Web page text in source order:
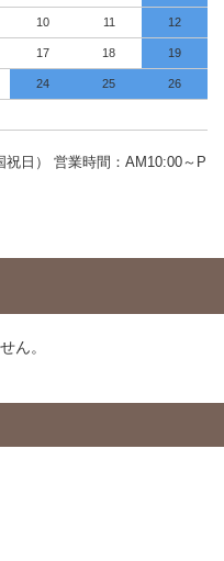
10 11 12
17 18 19
24 25 26
日） 営業時間：AM10:00～P
ん。